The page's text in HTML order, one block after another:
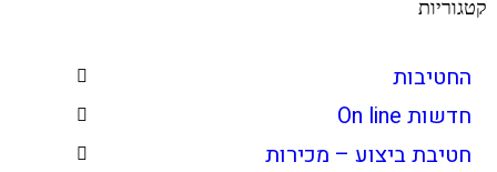
קטגוריות
החטיבות
חדשות On line
חטיבת ביצוע – מכירות